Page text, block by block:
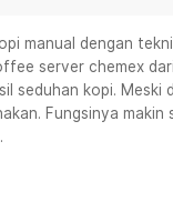
Tangerang
Cikupa
n Go Jakarta Barat
n Go Bekasi
Senin -
manual dengan
server chemex
seduhan kopi.
Fungsinya